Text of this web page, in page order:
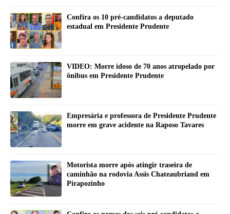
Confira os 10 pré-candidatos a deputado
estadual em Presidente Prudente
VIDEO: Morre idoso de 70 anos atropelado por
ônibus em Presidente Prudente
Empresária e professora de Presidente Prudente
morre em grave acidente na Raposo Tavares
Motorista morre após atingir traseira de
caminhão na rodovia Assis Chateaubriand em
Pirapozinho